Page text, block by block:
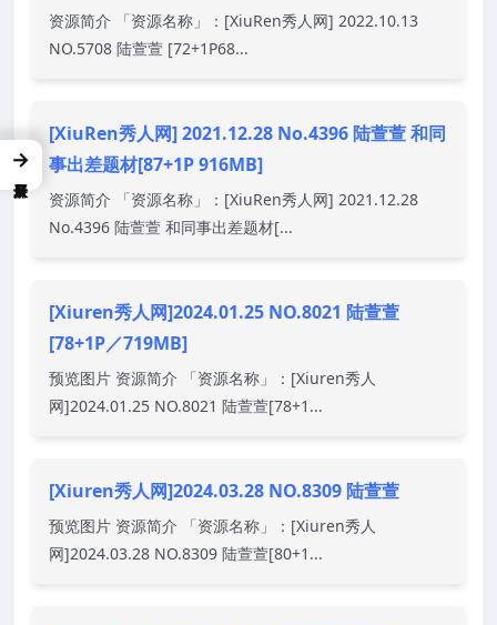
资源简介 「资源名称」：[XiuRen秀人网] 2022.10.13
NO.5708 陆萱萱 [72+1P68...
[XiuRen秀人网] 2021.12.28 No.4396 陆萱萱 和同
事出差题材[87+1P 916MB]
资源简介 「资源名称」：[XiuRen秀人网] 2021.12.28
No.4396 陆萱萱 和同事出差题材[...
[Xiuren秀人网]2024.01.25 NO.8021 陆萱萱
[78+1P／719MB]
预览图片 资源简介 「资源名称」：[Xiuren秀人
网]2024.01.25 NO.8021 陆萱萱[78+1...
[Xiuren秀人网]2024.03.28 NO.8309 陆萱萱
预览图片 资源简介 「资源名称」：[Xiuren秀人
网]2024.03.28 NO.8309 陆萱萱[80+1...
→